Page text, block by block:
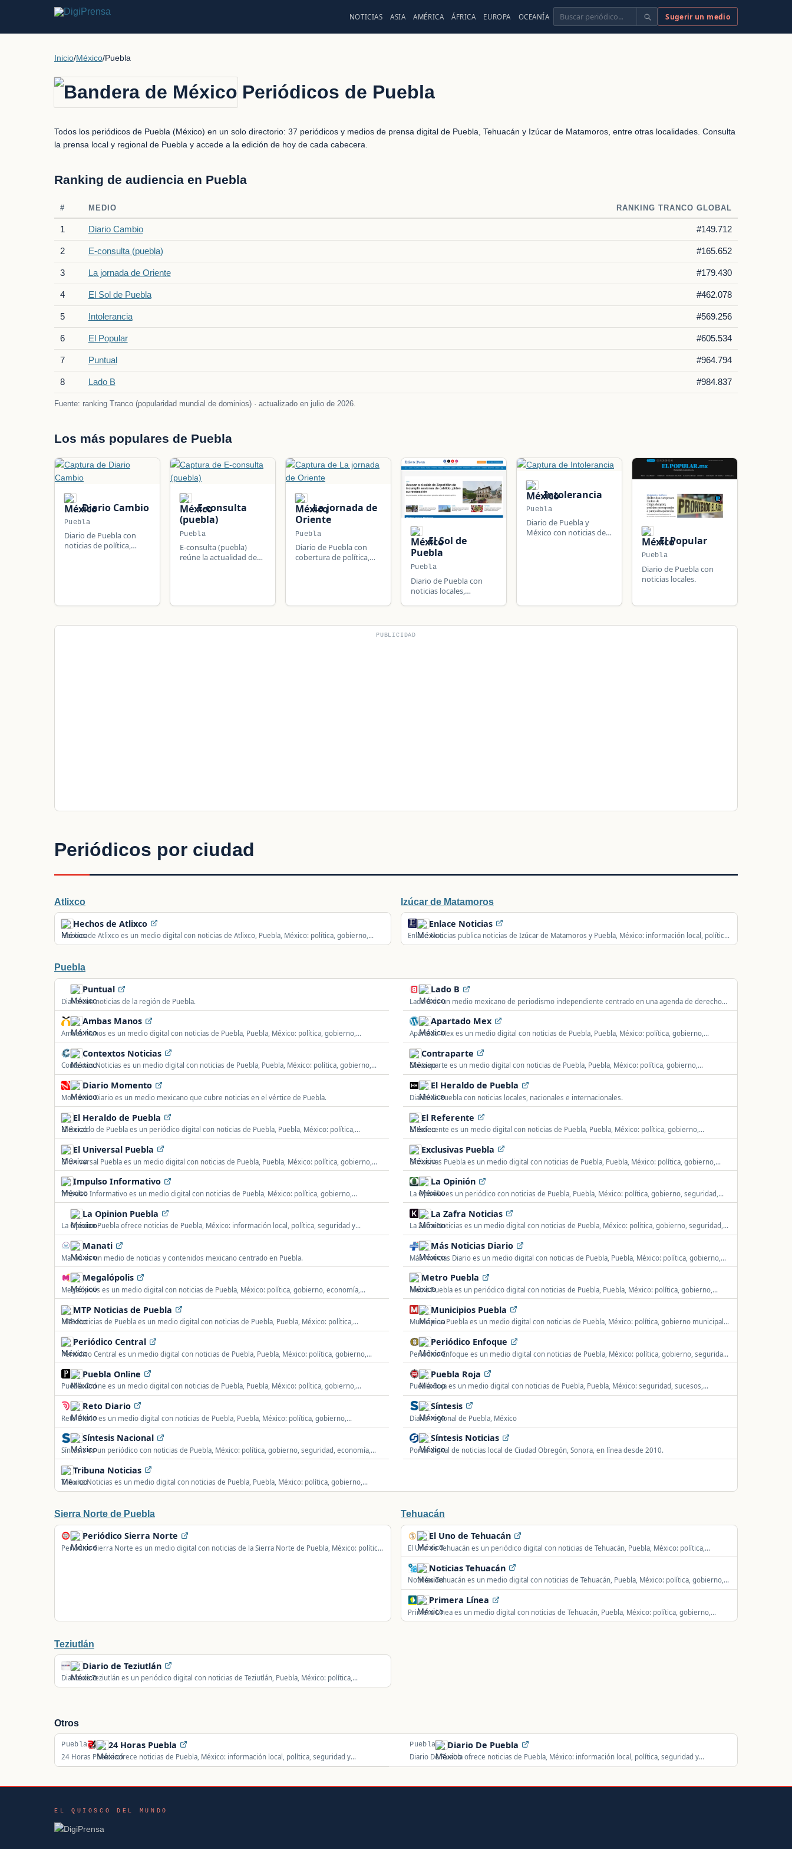
NOTICIAS ASIA AMÉRICA ÁFRICA EUROPA OCEANÍA Buscar Sugerir un medio
Inicio/México/Puebla
Periódicos de Puebla
Todos los periódicos de Puebla (México) en un solo directorio: 37 periódicos y medios de prensa digital de Puebla, Tehuacán y Izúcar de Matamoros, entre otras localidades. Consulta
la prensa local y regional de Puebla y accede a la edición de hoy de cada cabecera.
Ranking de audiencia en Puebla
# MEDIO RANKING TRANCO GLOBAL
1 Diario Cambio #149.712
2 E-consulta (puebla) #165.652
3 La jornada de Oriente #179.430
4 El Sol de Puebla #462.078
5 Intolerancia #569.256
6 El Popular #605.534
7 Puntual #964.794
8 Lado B #984.837
Fuente: ranking Tranco (popularidad mundial de dominios) · actualizado en julio de 2026.
Los más populares de Puebla
Diario Cambio
Puebla
Diario de Puebla con
noticias de política,
E-consulta
(puebla)
Puebla
E-consulta (puebla)
reúne la actualidad de
y su región.
La jornada de
Oriente
Puebla
Diario de Puebla con
cobertura de política,
El Sol de
Puebla
Puebla
Diario de Puebla con
noticias locales,
Intolerancia
Puebla
Diario de Puebla y
México con noticias de
El Popular
Puebla
Diario de Puebla con
noticias locales.
PUBLICIDAD
Periódicos por ciudad
Atlixco
Hechos de Atlixco
Hechos de Atlixco es un medio digital con noticias de Atlixco, Puebla, México: política, gobierno,
seguridad, sucesos y actualidad local y regional.
Izúcar de Matamoros
Enlace Noticias
Enlace Noticias publica noticias de Izúcar de Matamoros y Puebla, México: información local, política,
seguridad y actualidad de la comunidad.
Puebla
Puntual
Diario con noticias de la región de Puebla.
Lado B
Lado B es un medio mexicano de periodismo independiente centrado en una agenda de derechos
humanos.
Ambas Manos
Ambas Manos es un medio digital con noticias de Puebla, Puebla, México: política, gobierno,
seguridad, economía, deportes y actualidad local.
Apartado Mex
Apartado Mex es un medio digital con noticias de Puebla, Puebla, México: política, gobierno,
seguridad, deportes y actualidad estatal.
Contextos Noticias
Contextos Noticias es un medio digital con noticias de Puebla, Puebla, México: política, gobierno,
seguridad, sucesos y actualidad local y regional.
Contraparte
Contraparte es un medio digital con noticias de Puebla, Puebla, México: política, gobierno,
seguridad, economía, deportes y actualidad estatal.
Diario Momento
Momento Diario es un medio mexicano que cubre noticias en el vértice de Puebla.
El Heraldo de Puebla
Diario de Puebla con noticias locales, nacionales e internacionales.
El Heraldo de Puebla
El Heraldo de Puebla es un periódico digital con noticias de Puebla, Puebla, México: política,
gobierno, seguridad, economía, deportes y actualidad estatal.
El Referente
El Referente es un medio digital con noticias de Puebla, Puebla, México: política, gobierno,
seguridad, economía y actualidad estatal.
El Universal Puebla
El Universal Puebla es un medio digital con noticias de Puebla, Puebla, México: política, gobierno,
seguridad, economía, deportes y actualidad estatal.
Exclusivas Puebla
Exclusivas Puebla es un medio digital con noticias de Puebla, Puebla, México: política, gobierno,
seguridad, sucesos, espectáculos y actualidad local y regional.
Impulso Informativo
Impulso Informativo es un medio digital con noticias de Puebla, México: política, gobierno,
seguridad, economía y actualidad estatal.
La Opinión
La Opinión es un periódico con noticias de Puebla, Puebla, México: política, gobierno, seguridad,
economía, deportes, espectáculos y actualidad estatal.
La Opinion Puebla
La Opinion Puebla ofrece noticias de Puebla, México: información local, política, seguridad y
actualidad de la comunidad.
La Zafra Noticias
La Zafra Noticias es un medio digital con noticias de Puebla, México: política, gobierno, seguridad,
economía, sucesos y actualidad local.
Manati
Manatí es un medio de noticias y contenidos mexicano centrado en Puebla.
Más Noticias Diario
Más Noticias Diario es un medio digital con noticias de Puebla, Puebla, México: política, gobierno,
seguridad, sucesos, deportes y actualidad local.
Megalópolis
Megalópolis es un medio digital con noticias de Puebla, México: política, gobierno, economía,
seguridad y actualidad regional.
Metro Puebla
Metro Puebla es un periódico digital con noticias de Puebla, Puebla, México: política, gobierno,
seguridad, deportes, espectáculos y actualidad local.
MTP Noticias de Puebla
MTP Noticias de Puebla es un medio digital con noticias de Puebla, Puebla, México: política,
gobierno, seguridad, sucesos, deportes y actualidad local.
Municipios Puebla
Municipios Puebla es un medio digital con noticias de Puebla, México: política, gobierno municipal,
seguridad, sucesos y actualidad regional.
Periódico Central
Periódico Central es un medio digital con noticias de Puebla, Puebla, México: política, gobierno,
seguridad, economía, cultura y actualidad estatal.
Periódico Enfoque
Periódico Enfoque es un medio digital con noticias de Puebla, México: política, gobierno, seguridad,
economía y actualidad estatal.
Puebla Online
Puebla Online es un medio digital con noticias de Puebla, Puebla, México: política, gobierno,
seguridad, economía, deportes y actualidad estatal.
Puebla Roja
Puebla Roja es un medio digital con noticias de Puebla, Puebla, México: seguridad, sucesos,
policiaca, política y actualidad local.
Reto Diario
Reto Diario es un medio digital con noticias de Puebla, Puebla, México: política, gobierno,
seguridad, sucesos, deportes y actualidad local.
Síntesis
Diario regional de Puebla, México
Síntesis Nacional
Síntesis es un periódico con noticias de Puebla, México: política, gobierno, seguridad, economía,
deportes, cultura y actualidad estatal.
Síntesis Noticias
Portal digital de noticias local de Ciudad Obregón, Sonora, en línea desde 2010.
Tribuna Noticias
Tribuna Noticias es un medio digital con noticias de Puebla, Puebla, México: política, gobierno,
seguridad, sucesos, deportes y actualidad local.
Sierra Norte de Puebla
Periódico Sierra Norte
Periódico Sierra Norte es un medio digital con noticias de la Sierra Norte de Puebla, México: política,
Tehuacán
El Uno de Tehuacán
El Uno de Tehuacán es un periódico digital con noticias de Tehuacán, Puebla, México: política,
gobierno, seguridad, sucesos, deportes y actualidad local y regional.
Noticias Tehuacán
Noticias Tehuacán es un medio digital con noticias de Tehuacán, Puebla, México: política, gobierno,
seguridad, sucesos, deportes y actualidad local y regional.
Primera Línea
Primera Línea es un medio digital con noticias de Tehuacán, Puebla, México: política, gobierno,
seguridad, sucesos, deportes y actualidad local y regional.
Teziutlán
Diario de Teziutlán
Diario de Teziutlán es un periódico digital con noticias de Teziutlán, Puebla, México: política,
gobierno, seguridad, sucesos, deportes y actualidad local.
Otros
24 Horas Puebla
Puebla
24 Horas Puebla ofrece noticias de Puebla, México: información local, política, seguridad y
actualidad de la comunidad.
Diario De Puebla
Puebla
Diario De Puebla ofrece noticias de Puebla, México: información local, política, seguridad y
actualidad de la comunidad.
EL QUIOSCO DEL MUNDO